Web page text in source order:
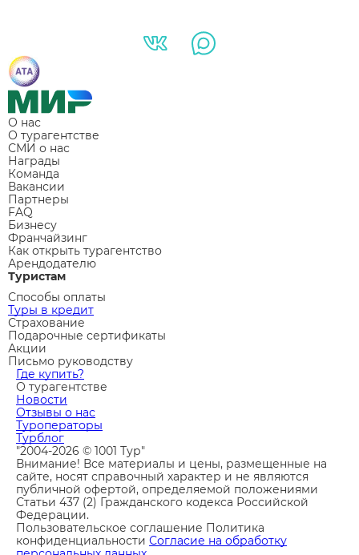
О нас
О турагентстве
СМИ о нас
Награды
Команда
Вакансии
Партнеры
FAQ
Бизнесу
Франчайзинг
Как открыть турагентство
Арендодателю
Туристам
Способы оплаты
Туры в кредит
Страхование
Подарочные сертификаты
Акции
Письмо руководству
Где купить?
О турагентстве
Новости
Отзывы о нас
Туроператоры
Турблог
"2004-2026 © 1001 Тур"
Внимание! Все материалы и цены, размещенные на
сайте, носят справочный характер и не являются
публичной офертой, определяемой положениями
Статьи 437 (2) Гражданского кодекса Российской
Федерации.
Пользовательское соглашение Политика
конфиденциальности Согласие на обработку